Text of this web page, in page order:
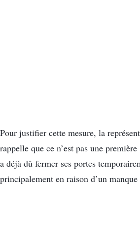
Pour justifier cette mesure, la
rappelle que ce n’est pas une première
a déjà dû fermer ses portes
principalement en raison d’un